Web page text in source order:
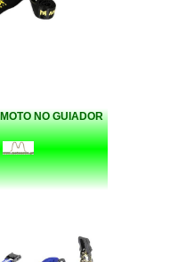
NO GUIADOR